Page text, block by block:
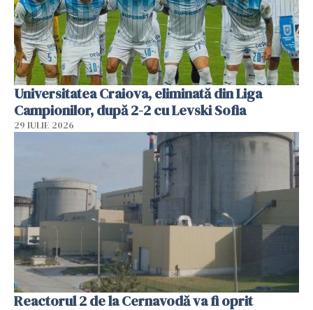
Universitatea Craiova, eliminată din Liga
Campionilor, după 2-2 cu Levski Sofia
29 IULIE 2026
Reactorul 2 de la Cernavodă va fi oprit